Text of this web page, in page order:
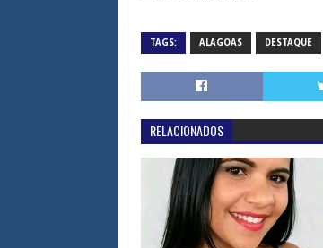
TAGS: ALAGOAS DESTAQUE
RELACIONADOS